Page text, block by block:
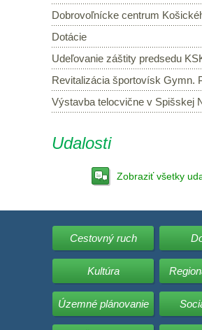
Dobrovoľnícke centrum
Dotácie
Udeľovanie záštity predsedu
Revitalizácia športovísk Gymn.
Výstavba telocvične v Spišskej
Udalosti
Zobraziť všetky
Cestovný ruch
Kultúra
Územné plánovanie